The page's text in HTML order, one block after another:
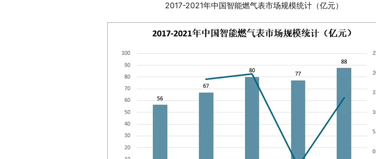
2017-2021年中国智能燃气表市场规模统计（亿元）